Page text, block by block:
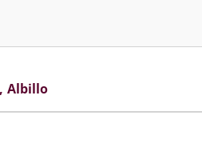
summer af liv.
Visionen er at producere
Albillo